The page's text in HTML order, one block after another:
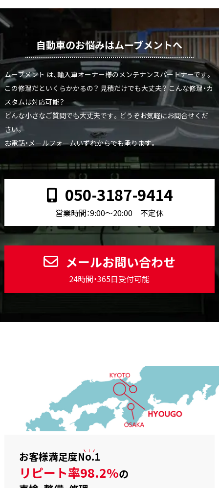
自動車のお悩みはムーブメントへ
ムーブメント は、輸入車オーナー様のメンテナンスパートナーです。
この修理だといくらかかるの？ 見積だけでも大丈夫？ こんな修理・カ
スタムは対応可能？
どんな小さなご質問でも大丈夫です。どうぞお気軽にお問合せくだ
さい。
お電話・メールフォームいずれからでも承ります。
050-3187-9414
営業時間：9:00〜20:00 不定休
メールお問い合わせ
24時間・365日受付可能
お客様満足度No.1
リピート率98.2%の